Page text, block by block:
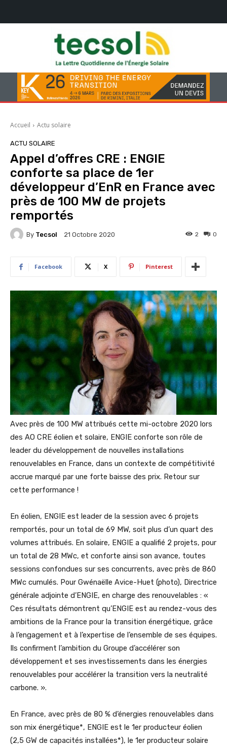
Accueil Actu solaire
ACTU SOLAIRE
Appel d’offres CRE : ENGIE
conforte sa place de 1er
développeur d’EnR en France avec
près de 100 MW de projets
remportés
By Tecsol 21 Octobre 2020 0
2
Facebook X Pinterest
Avec près de 100 MW attribués cette mi-octobre 2020 lors
des AO CRE éolien et solaire, ENGIE conforte son rôle de
leader du développement de nouvelles installations
renouvelables en France, dans un contexte de compétitivité
accrue marqué par une forte baisse des prix. Retour sur
cette performance !
En éolien, ENGIE est leader de la session avec 6 projets
remportés, pour un total de 69 MW, soit plus d’un quart des
volumes attribués. En solaire, ENGIE a qualifié 2 projets, pour
un total de 28 MWc, et conforte ainsi son avance, toutes
sessions confondues sur ses concurrents, avec près de 860
MWc cumulés. Pour Gwénaëlle Avice-Huet (photo), Directrice
générale adjointe d’ENGIE, en charge des renouvelables : «
Ces résultats démontrent qu’ENGIE est au rendez-vous des
ambitions de la France pour la transition énergétique, grâce
à l’engagement et à l’expertise de l’ensemble de ses équipes.
Ils confirment l’ambition du Groupe d’accélérer son
développement et ses investissements dans les énergies
renouvelables pour accélérer la transition vers la neutralité
carbone. ».
En France, avec près de 80 % d’énergies renouvelables dans
son mix énergétique*, ENGIE est le 1er producteur éolien
(2,5 GW de capacités installées*), le 1er producteur solaire